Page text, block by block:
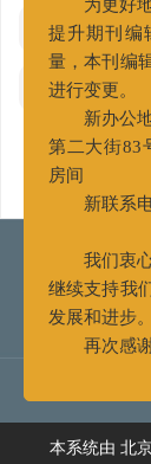
施引文献
资源附件(0)
网站版权所
地址：天津经济
本系统由 北
为更好
提升期刊编
量，本刊编
进行变更。
新办公
第二大街83
房间
新联系
我们衷
继续支持我
发展和进步。
再次感